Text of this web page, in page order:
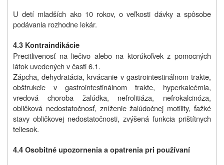
U detí mladších ako 10 rokov, o veľkosti dávky a spôsobe
podávania rozhodne lekár.
4.3 Kontraindikácie
Precitlivenosť na liečivo alebo na ktorúkoľvek z pomocných
látok uvedených v časti 6.1.
Zápcha, dehydratácia, krvácanie v gastrointestinálnom trakte,
obštrukcie v gastrointestinálnom trakte, hyperkalcémia,
vredová choroba žalúdka, nefrolitiáza, nefrokalcinóza,
obličková nedostatočnosť, zníženie žalúdočnej motility, ťažké
stavy obličkovej nedostatočnosti, zvýšená funkcia prištítnych
teliesok.
4.4 Osobitné upozornenia a opatrenia pri používaní